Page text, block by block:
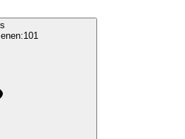
101